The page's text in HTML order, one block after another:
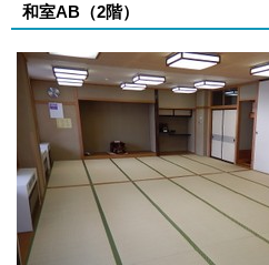
和室AB（2階）